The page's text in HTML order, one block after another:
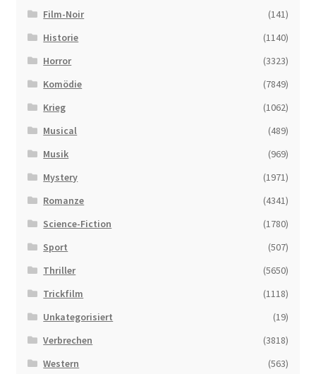
Film-Noir
(141)
Historie
(1140)
Horror
(3323)
Komödie
(7849)
Krieg
(1062)
Musical
(489)
Musik
(969)
Mystery
(1971)
Romanze
(4341)
Science-Fiction
(1780)
Sport
(507)
Thriller
(5650)
Trickfilm
(1118)
Unkategorisiert
(19)
Verbrechen
(3818)
Western
(563)